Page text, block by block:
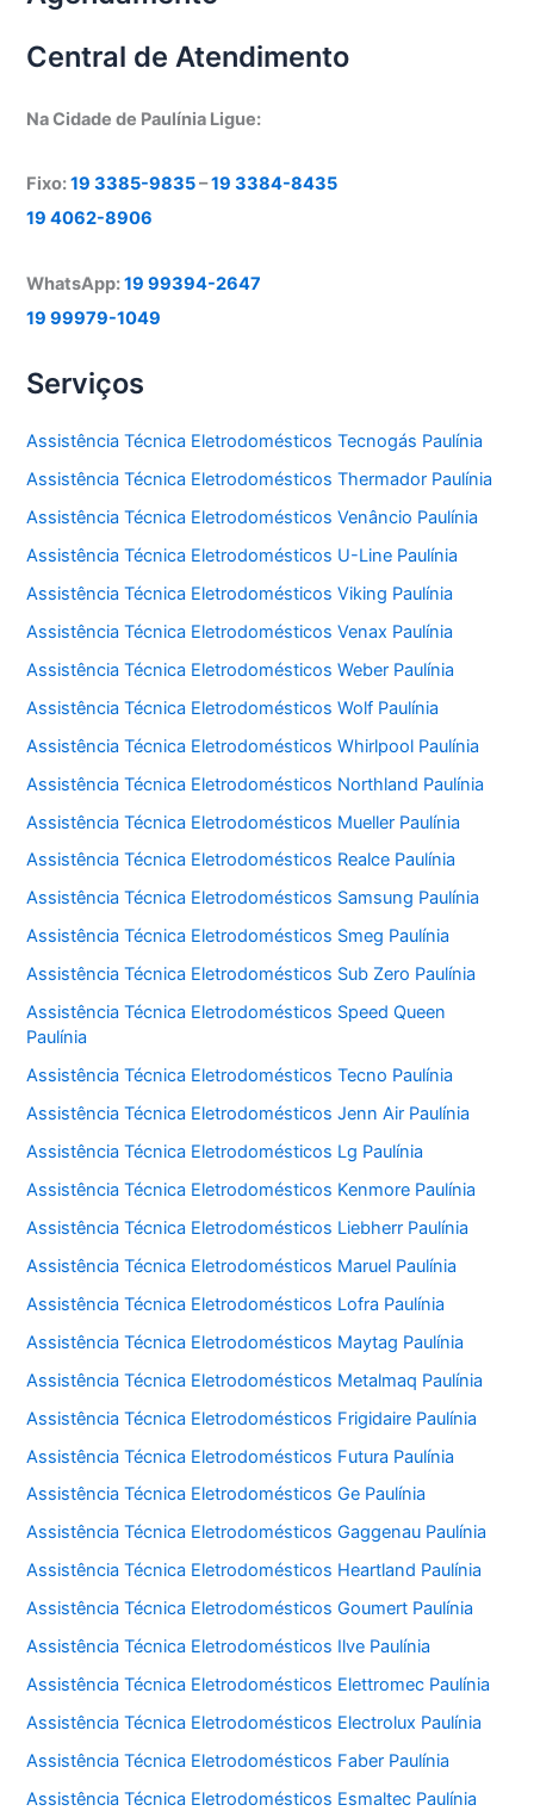
Central de Atendimento
Na Cidade de Paulínia Ligue:
Fixo:19 3385-9835–19 3384-8435
19 4062-8906
WhatsApp:19 99394-2647
19 99979-1049
Serviços
Assistência Técnica Eletrodomésticos Tecnogás Paulínia
Assistência Técnica Eletrodomésticos Thermador Paulínia
Assistência Técnica Eletrodomésticos Venâncio Paulínia
Assistência Técnica Eletrodomésticos U-Line Paulínia
Assistência Técnica Eletrodomésticos Viking Paulínia
Assistência Técnica Eletrodomésticos Venax Paulínia
Assistência Técnica Eletrodomésticos Weber Paulínia
Assistência Técnica Eletrodomésticos Wolf Paulínia
Assistência Técnica Eletrodomésticos Whirlpool Paulínia
Assistência Técnica Eletrodomésticos Northland Paulínia
Assistência Técnica Eletrodomésticos Mueller Paulínia
Assistência Técnica Eletrodomésticos Realce Paulínia
Assistência Técnica Eletrodomésticos Samsung Paulínia
Assistência Técnica Eletrodomésticos Smeg Paulínia
Assistência Técnica Eletrodomésticos Sub Zero Paulínia
Assistência Técnica Eletrodomésticos Speed Queen
Paulínia
Assistência Técnica Eletrodomésticos Tecno Paulínia
Assistência Técnica Eletrodomésticos Jenn Air Paulínia
Assistência Técnica Eletrodomésticos Lg Paulínia
Assistência Técnica Eletrodomésticos Kenmore Paulínia
Assistência Técnica Eletrodomésticos Liebherr Paulínia
Assistência Técnica Eletrodomésticos Maruel Paulínia
Assistência Técnica Eletrodomésticos Lofra Paulínia
Assistência Técnica Eletrodomésticos Maytag Paulínia
Assistência Técnica Eletrodomésticos Metalmaq Paulínia
Assistência Técnica Eletrodomésticos Frigidaire Paulínia
Assistência Técnica Eletrodomésticos Futura Paulínia
Assistência Técnica Eletrodomésticos Ge Paulínia
Assistência Técnica Eletrodomésticos Gaggenau Paulínia
Assistência Técnica Eletrodomésticos Heartland Paulínia
Assistência Técnica Eletrodomésticos Goumert Paulínia
Assistência Técnica Eletrodomésticos Ilve Paulínia
Assistência Técnica Eletrodomésticos Elettromec Paulínia
Assistência Técnica Eletrodomésticos Electrolux Paulínia
Assistência Técnica Eletrodomésticos Faber Paulínia
Assistência Técnica Eletrodomésticos Esmaltec Paulínia